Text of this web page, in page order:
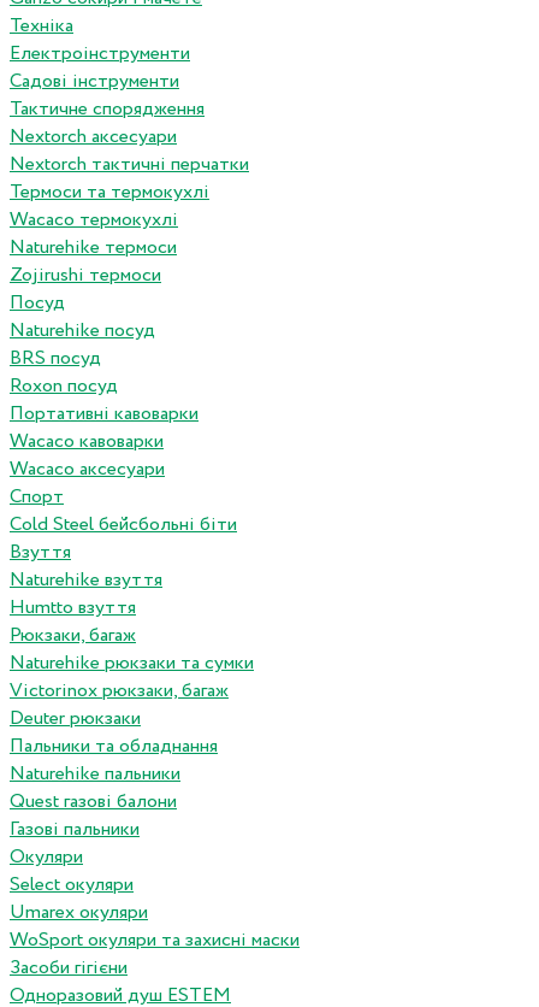
Техніка
Електроінструменти
Садові інструменти
Тактичне спорядження
Nextorch аксесуари
Nextorch тактичні перчатки
Термоси та термокухлі
Wacaco термокухлі
Naturehike термоси
Zojirushi термоси
Посуд
Naturehike посуд
BRS посуд
Roxon посуд
Портативні кавоварки
Wacaco кавоварки
Wacaco аксесуари
Спорт
Cold Steel бейсбольні біти
Взуття
Naturehike взуття
Humtto взуття
Рюкзаки, багаж
Naturehike рюкзаки та сумки
Victorinox рюкзаки, багаж
Deuter рюкзаки
Пальники та обладнання
Naturehike пальники
Quest газові балони
Газові пальники
Окуляри
Select окуляри
Umarex окуляри
WoSport окуляри та захисні маски
Засоби гігієни
Одноразовий душ ESTEM